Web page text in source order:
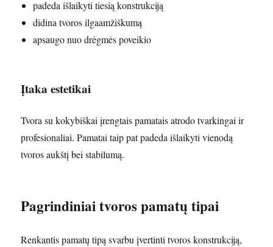
padeda išlaikyti tiesią konstrukciją
didina tvoros ilgaamžiškumą
apsaugo nuo drėgmės poveikio
Įtaka estetikai
Tvora su kokybiškai įrengtais pamatais atrodo tvarkingai ir
profesionaliai. Pamatai taip pat padeda išlaikyti vienodą
tvoros aukštį bei stabilumą.
Pagrindiniai tvoros pamatų tipai
Renkantis pamatų tipą svarbu įvertinti tvoros konstrukciją,